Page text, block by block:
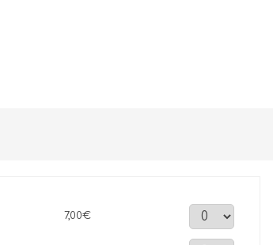
7,00€